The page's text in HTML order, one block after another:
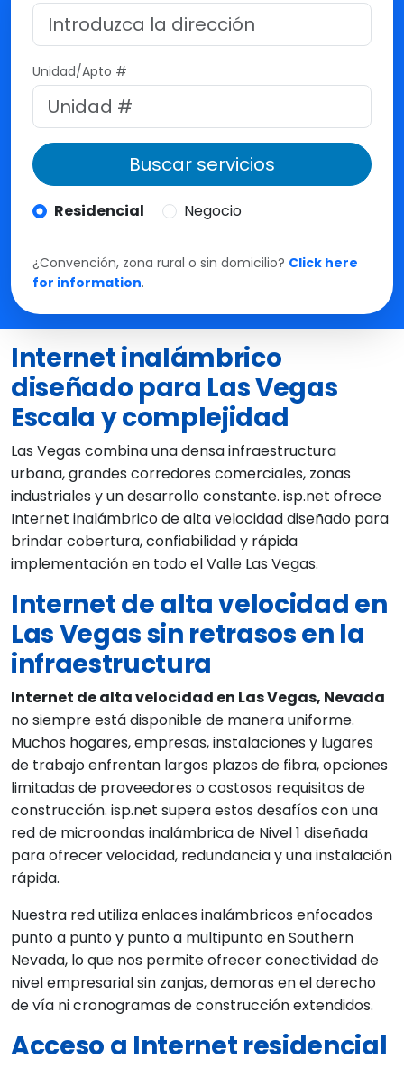
Unidad/Apto #
Buscar servicios
Residencial Negocio
¿Convención, zona rural o sin domicilio? Click here
for information.
Internet inalámbrico
diseñado para Las Vegas
Escala y complejidad
Las Vegas combina una densa infraestructura
urbana, grandes corredores comerciales, zonas
industriales y un desarrollo constante. isp.net ofrece
Internet inalámbrico de alta velocidad diseñado para
brindar cobertura, confiabilidad y rápida
implementación en todo el Valle Las Vegas.
Internet de alta velocidad en
Las Vegas sin retrasos en la
infraestructura
Internet de alta velocidad en Las Vegas, Nevada
no siempre está disponible de manera uniforme.
Muchos hogares, empresas, instalaciones y lugares
de trabajo enfrentan largos plazos de fibra, opciones
limitadas de proveedores o costosos requisitos de
construcción. isp.net supera estos desafíos con una
red de microondas inalámbrica de Nivel 1 diseñada
para ofrecer velocidad, redundancia y una instalación
rápida.
Nuestra red utiliza enlaces inalámbricos enfocados
punto a punto y punto a multipunto en Southern
Nevada, lo que nos permite ofrecer conectividad de
nivel empresarial sin zanjas, demoras en el derecho
de vía ni cronogramas de construcción extendidos.
Acceso a Internet residencial